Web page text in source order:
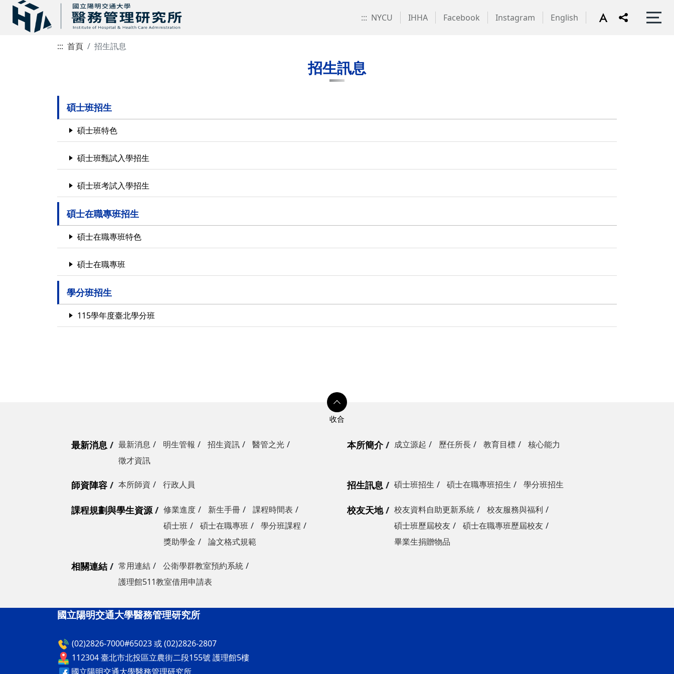
::: NYCU IHHA Facebook Instagram English
::: 首頁 招生訊息
招生訊息
碩士班招生
碩士班特色
碩士班甄試入學招生
碩士班考試入學招生
碩士在職專班招生
碩士在職專班特色
碩士在職專班
學分班招生
115學年度臺北學分班
最新消息 最新消息 明生管報 招生資訊
醫管之光
徵才資訊
本所簡介 成立源起 歷任所長 教育目標 核心能力
師資陣容 本所師資 行政人員 招生訊息 碩士班招生 碩士在職專班招生 學分班招生
課程規劃與學生資源 修業進度 新生手冊
課程時間表
碩士班
碩士在職專班
學分班課程
獎助學金
論文格式規範
校友天地 校友資料自助更新系統
校友服務與福利
碩士班歷屆校友
碩士在職專班歷屆校友
畢業生捐贈物品
相關連結 常用連結
公衛學群教室預約系統
護理館511教室借用申請表
國立陽明交通大學醫務管理研究所
(02)2826-7000#65023 或 (02)2826-2807
112304 臺北市北投區立農街二段155號 護理館5樓
國立陽明交通大學醫務管理研究所